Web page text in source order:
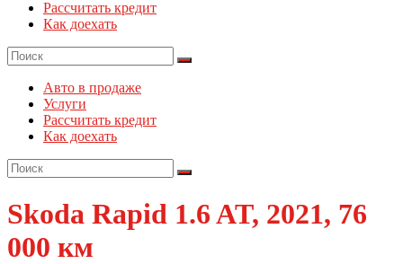
Рассчитать кредит
Как доехать
Авто в продаже
Услуги
Рассчитать кредит
Как доехать
Skoda Rapid 1.6 AT, 2021, 76
000 км